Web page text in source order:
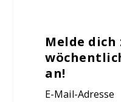
Melde dich
an!
E-Mail-Adresse